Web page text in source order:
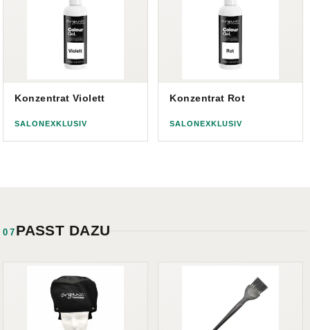
Konzentrat Violett
SALONEXKLUSIV
Konzentrat Rot
SALONEXKLUSIV
07 PASST DAZU